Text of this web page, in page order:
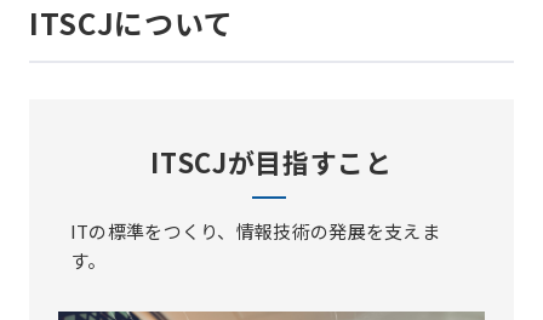
ITSCJについて
ITSCJが目指すこと
ITの標準をつくり、情報技術の発展を支えま
す。